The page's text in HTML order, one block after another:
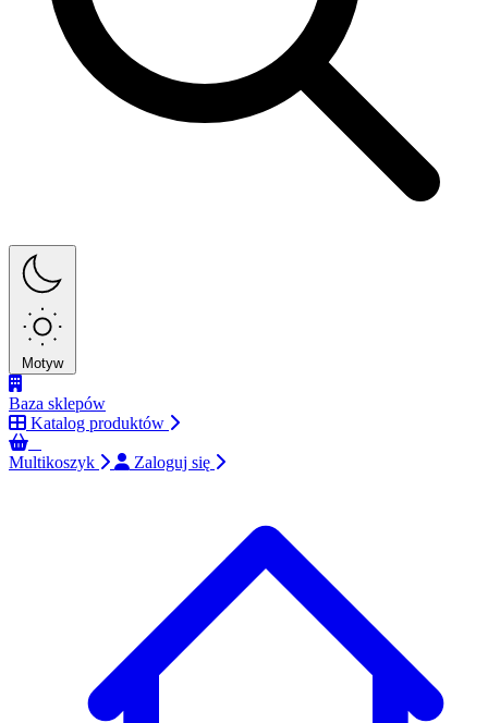
Motyw
Baza sklepów
Katalog produktów
Multikoszyk
Zaloguj się